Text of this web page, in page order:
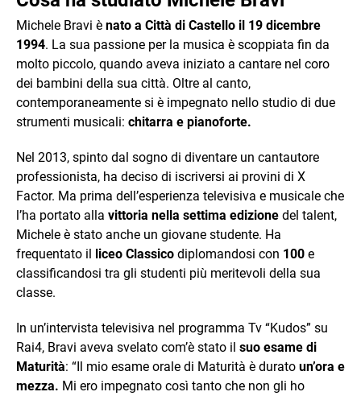
Michele Bravi è nato a Città di Castello il 19 dicembre
1994. La sua passione per la musica è scoppiata fin da
molto piccolo, quando aveva iniziato a cantare nel coro
dei bambini della sua città. Oltre al canto,
contemporaneamente si è impegnato nello studio di due
strumenti musicali: chitarra e pianoforte.
Nel 2013, spinto dal sogno di diventare un cantautore
professionista, ha deciso di iscriversi ai provini di X
Factor. Ma prima dell’esperienza televisiva e musicale che
l’ha portato alla vittoria nella settima edizione del talent,
Michele è stato anche un giovane studente. Ha
frequentato il liceo Classico diplomandosi con 100 e
classificandosi tra gli studenti più meritevoli della sua
classe.
In un’intervista televisiva nel programma Tv “Kudos” su
Rai4, Bravi aveva svelato com’è stato il suo esame di
Maturità: “Il mio esame orale di Maturità è durato un’ora e
mezza. Mi ero impegnato così tanto che non gli ho